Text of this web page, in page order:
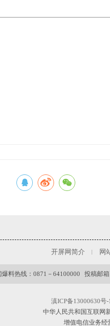
开屏网简介 网
爆料热线：0871－64100000 投稿邮箱
滇ICP备13000630号-
中华人民共和国互联网
增值电信业务经